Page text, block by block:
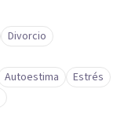
Divorcio
Autoestima
Estrés